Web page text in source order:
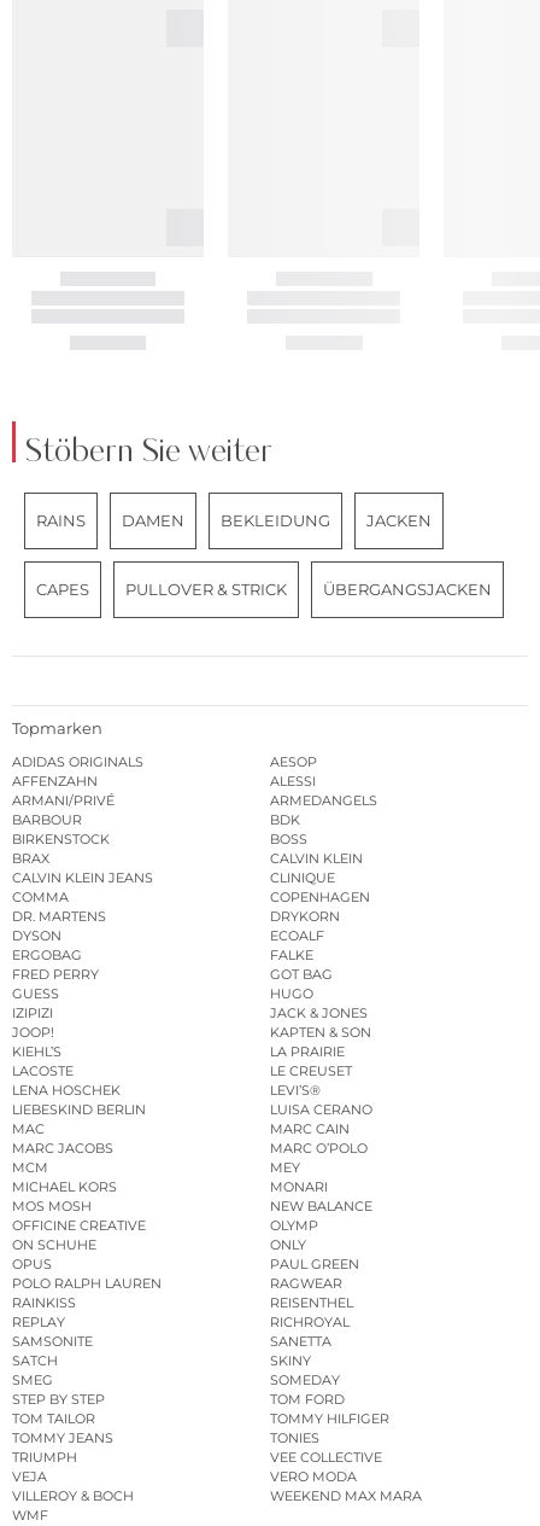
Stöbern Sie weiter
RAINS DAMEN BEKLEIDUNG JACKEN
CAPES PULLOVER & STRICK ÜBERGANGSJACKEN
Topmarken
ADIDAS ORIGINALS
AESOP
AFFENZAHN
ALESSI
ARMANI/PRIVÉ
ARMEDANGELS
BARBOUR
BDK
BIRKENSTOCK
BOSS
BRAX
CALVIN KLEIN
CALVIN KLEIN JEANS
CLINIQUE
COMMA
COPENHAGEN
DR. MARTENS
DRYKORN
DYSON
ECOALF
ERGOBAG
FALKE
FRED PERRY
GOT BAG
GUESS
HUGO
IZIPIZI
JACK & JONES
JOOP!
KAPTEN & SON
KIEHL’S
LA PRAIRIE
LACOSTE
LE CREUSET
LENA HOSCHEK
LEVI’S®
LIEBESKIND BERLIN
LUISA CERANO
MAC
MARC CAIN
MARC JACOBS
MARC O’POLO
MCM
MEY
MICHAEL KORS
MONARI
MOS MOSH
NEW BALANCE
OFFICINE CREATIVE
OLYMP
ON SCHUHE
ONLY
OPUS
PAUL GREEN
POLO RALPH LAUREN
RAGWEAR
RAINKISS
REISENTHEL
REPLAY
RICHROYAL
SAMSONITE
SANETTA
SATCH
SKINY
SMEG
SOMEDAY
STEP BY STEP
TOM FORD
TOM TAILOR
TOMMY HILFIGER
TOMMY JEANS
TONIES
TRIUMPH
VEE COLLECTIVE
VEJA
VERO MODA
VILLEROY & BOCH
WEEKEND MAX MARA
WMF